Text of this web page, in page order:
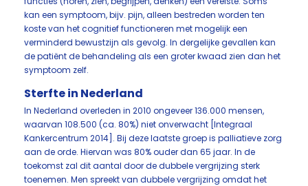
kan een symptoom, bijv. pijn, alleen bestreden worden ten
koste van het cognitief functioneren met mogelijk een
verminderd bewustzijn als gevolg. In dergelijke gevallen kan
de patiënt de behandeling als een groter kwaad zien dan het
symptoom zelf.
Sterfte in Nederland
In Nederland overleden in 2010 ongeveer 136.000 mensen,
waarvan 108.500 (ca. 80%) niet onverwacht [Integraal
Kankercentrum 2014]. Bij deze laatste groep is palliatieve zorg
aan de orde. Hiervan was 80% ouder dan 65 jaar. In de
toekomst zal dit aantal door de dubbele vergrijzing sterk
toenemen. Men spreekt van dubbele vergrijzing omdat het